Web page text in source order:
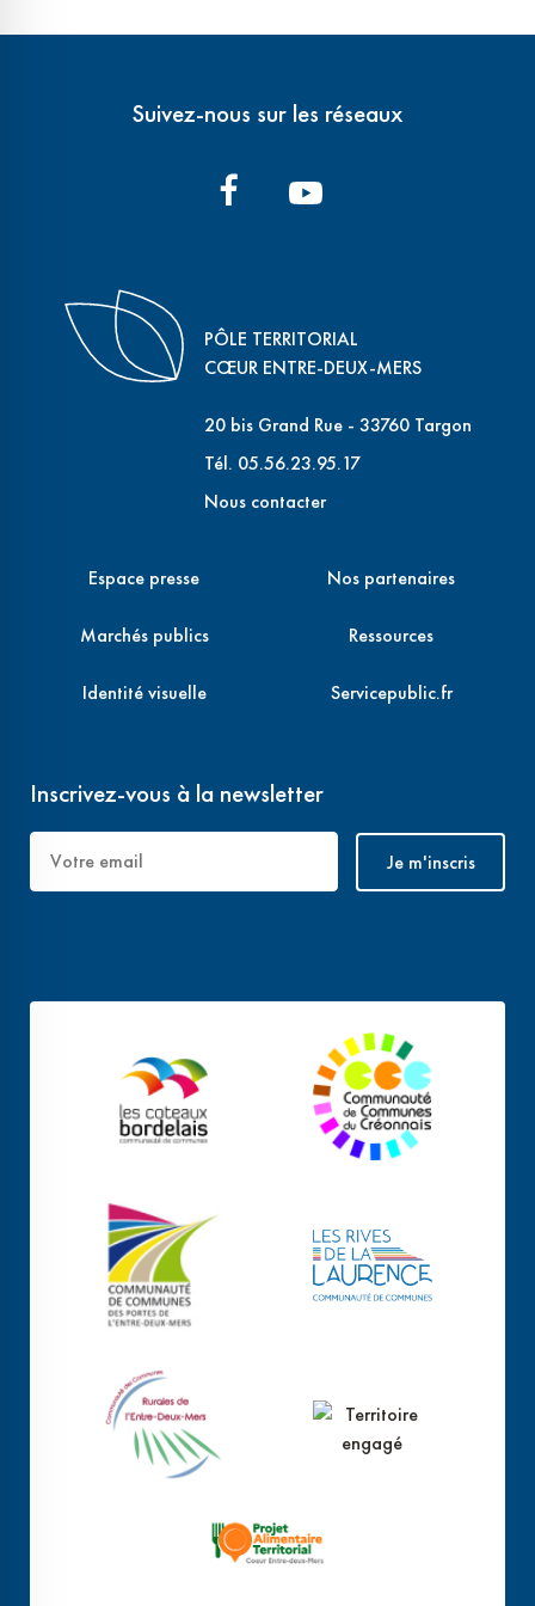
Suivez-nous sur les réseaux
PÔLE TERRITORIAL
CŒUR ENTRE-DEUX-MERS
20 bis Grand Rue - 33760 Targon
Tél. 05.56.23.95.17
Nous contacter
Espace presse
Marchés publics
Identité visuelle
Nos partenaires
Ressources
Servicepublic.fr
Inscrivez-vous à la newsletter